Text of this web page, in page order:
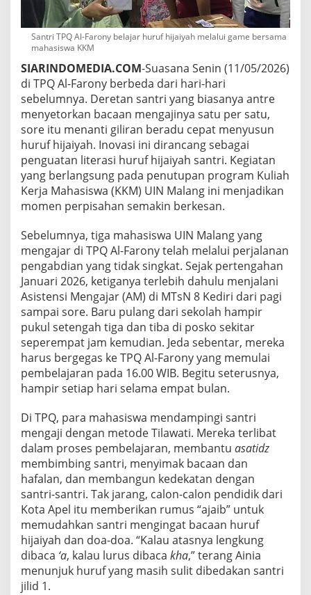
g
h
u
j
n
g
K
K
M
d
i
T
Q
A
l
F
a
r
o
n
y
Santri TPQ Al-Farony belajar huruf hijaiyah melalui game bersama
mahasiswa KKM
SIARINDOMEDIA.COM-Suasana Senin (11/05/2026)
di TPQ Al-Farony berbeda dari hari-hari
sebelumnya. Deretan santri yang biasanya antre
menyetorkan bacaan mengajinya satu per satu,
sore itu menanti giliran beradu cepat menyusun
huruf hijaiyah. Inovasi ini dirancang sebagai
penguatan literasi huruf hijaiyah santri. Kegiatan
yang berlangsung pada penutupan program Kuliah
Kerja Mahasiswa (KKM) UIN Malang ini menjadikan
momen perpisahan semakin berkesan.
Sebelumnya, tiga mahasiswa UIN Malang yang
mengajar di TPQ Al-Farony telah melalui perjalanan
pengabdian yang tidak singkat. Sejak pertengahan
Januari 2026, ketiganya terlebih dahulu menjalani
Asistensi Mengajar (AM) di MTsN 8 Kediri dari pagi
sampai sore. Baru pulang dari sekolah hampir
pukul setengah tiga dan tiba di posko sekitar
seperempat jam kemudian. Jeda sebentar, mereka
harus bergegas ke TPQ Al-Farony yang memulai
pembelajaran pada 16.00 WIB. Begitu seterusnya,
hampir setiap hari selama empat bulan.
Di TPQ, para mahasiswa mendampingi santri
mengaji dengan metode Tilawati. Mereka terlibat
dalam proses pembelajaran, membantu asatidz
membimbing santri, menyimak bacaan dan
hafalan, dan membangun kedekatan dengan
santri-santri. Tak jarang, calon-calon pendidik dari
Kota Apel itu memberikan rumus “ajaib” untuk
memudahkan santri mengingat bacaan huruf
hijaiyah dan doa-doa. “Kalau atasnya lengkung
dibaca ‘a, kalau lurus dibaca kha,” terang Ainia
menunjuk huruf yang masih sulit dibedakan santri
jilid 1.